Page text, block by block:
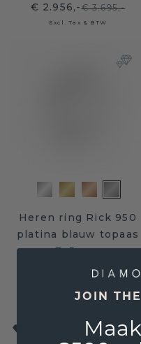
€ 2.956,-€ 3.695,-
Excl. Tax & BTW
Heren ring Rick 950
platina blauw topaas
7x5 mm
€ 2.105,-
Excl. Tax & BTW
Kies uit een scala
ringen tot
JOIN